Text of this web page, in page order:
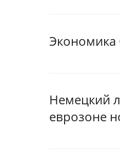
Экономика
Немецкий
еврозоне